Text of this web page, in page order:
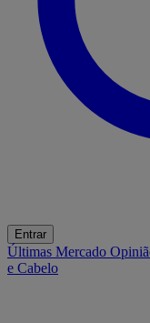
Entrar
Últimas Mercado
e Cabelo